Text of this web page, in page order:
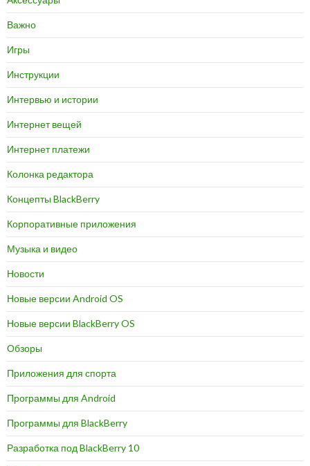
Важно
Игры
Инструкции
Интервью и истории
Интернет вещей
Интернет платежи
Колонка редактора
Концепты BlackBerry
Корпоративные приложения
Музыка и видео
Новости
Новые версии Android OS
Новые версии BlackBerry OS
Обзоры
Приложения для спорта
Программы для Android
Программы для BlackBerry
Разработка под BlackBerry 10